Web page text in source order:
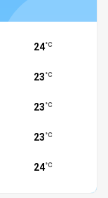
24°C
23 °C
23 °C
23 °C
24°C